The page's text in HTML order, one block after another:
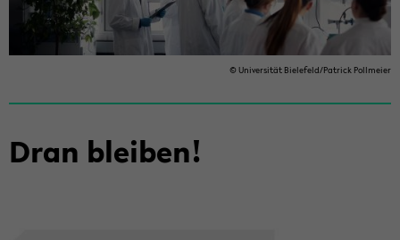
© Uni­ver­si­tät Bie­le­feld/Pa­trick Poll­mei­er
Dran blei­ben!